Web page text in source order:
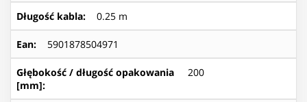
Długość kabla: 0.25 m
Ean: 5901878504971
Głębokość / długość opakowania
[mm]:
200